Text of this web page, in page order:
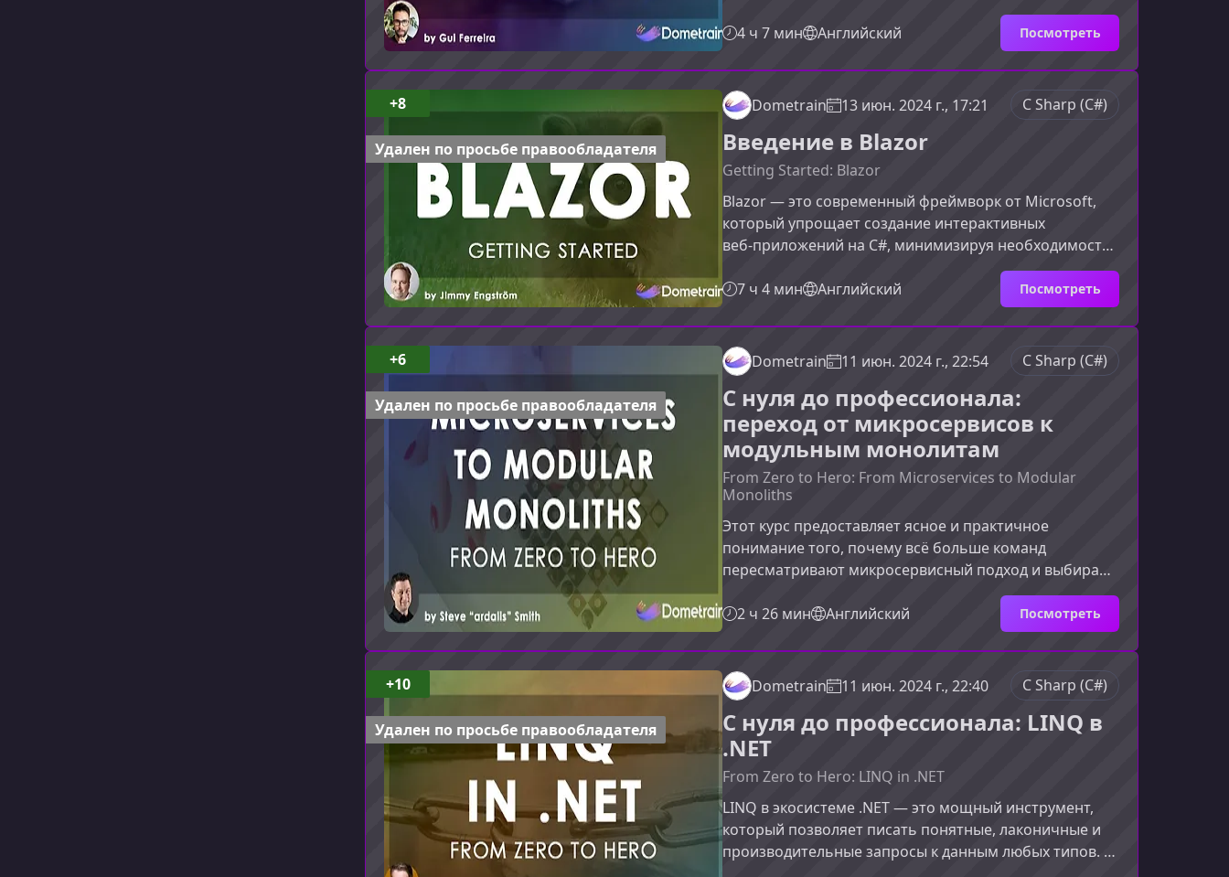
навыки прокачаете и почему понимание принципов
чистого кода существенно повышает уровень
профессионализма любого разработчика.О чём этот
курсКурс основан на подходах, описанных Робертом
Мартином, и адаптирован под реальные задачи
разработки на C#. Вы узнаете, как писать код, который
легко читать, по
4 ч 7 мин Английский Посмотреть
Dometrain 13 июн. 2024 г., 17:21 C Sharp (C#)
Введение в Blazor
Getting Started: Blazor
Blazor — это современный фреймворк от Microsoft,
который упрощает создание интерактивных
веб‑приложений на C#, минимизируя необходимость
использовать JavaScript. Если вы хотите понимать, как
работает Blazor и как применять его для реальных
проектов, этот курс станет идеальной отправной
точкой.Что вы узнаете на курсеКурс «Введение в
Blazor» помогает быстро освоить основы фреймворка
и понять его ключевые преимущества. Под
руководством Microsoft
7 ч 4 мин Английский Посмотреть
+8
Удален по просьбе правообладателя
Dometrain 11 июн. 2024 г., 22:54 C Sharp (C#)
С нуля до профессионала:
переход от микросервисов к
модульным монолитам
From Zero to Hero: From Microservices to Modular
Monoliths
Этот курс предоставляет ясное и практичное
понимание того, почему всё больше команд
пересматривают микросервисный подход и выбирают
модульный монолит как более устойчивую и
управляемую архитектуру. Ниже вы найдёте
расширенный обзор преимуществ, процессов
миграции и ключевых принципов, которые помогут
вам эффективно применить полученные
знания.Почему переходят от микросервисов к
модульным монолитамЗа последние годы многие
команды столкнулись с
2 ч 26 мин Английский Посмотреть
+6
Удален по просьбе правообладателя
Dometrain 11 июн. 2024 г., 22:40 C Sharp (C#)
С нуля до профессионала: LINQ в
.NET
From Zero to Hero: LINQ in .NET
LINQ в экосистеме .NET — это мощный инструмент,
который позволяет писать понятные, лаконичные и
производительные запросы к данным любых типов. В
+10
Удален по просьбе правообладателя